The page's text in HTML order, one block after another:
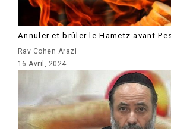
Annuler et brûler le Hametz avant
Rav Cohen Arazi
16 Avril, 2024